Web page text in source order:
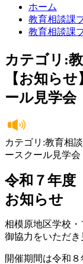
ホーム
教育相談課
教育相談課
カテゴリ:
【お知ら
ール見学会
カテゴリ:教育相
ースクール見学会
令和７年
お知らせ
相模原地区学校
御協⼒をいただき
開催期間は令和８